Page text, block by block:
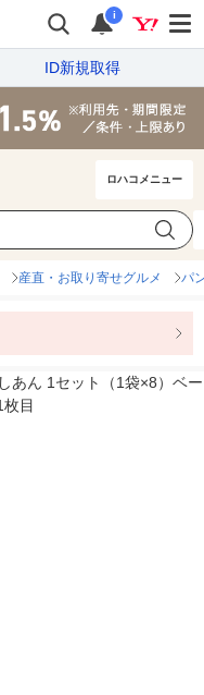
i
ID新規取得
ロハコメニュー
産直・お取り寄せグルメ パ